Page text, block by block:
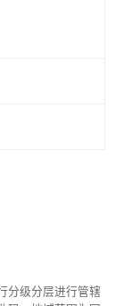
分级分层进行管辖